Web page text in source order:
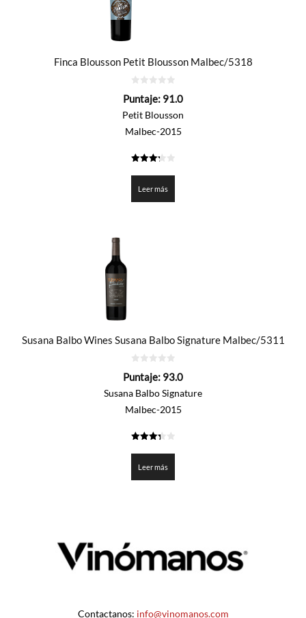
Finca Blousson Petit Blousson Malbec/5318
de
Puntaje: 91.0
Petit Blousson
Malbec-2015
de 5
Leer más
Susana Balbo Wines Susana Balbo Signature Malbec/5311
de
Puntaje: 93.0
Susana Balbo Signature
Malbec-2015
de 5
Leer más
Contactanos: info@vinomanos.com